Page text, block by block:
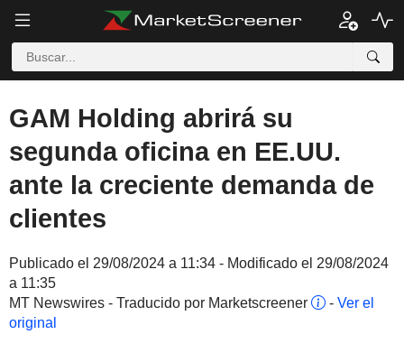
GAM Holding abrirá su
segunda oficina en EE.UU.
ante la creciente demanda de
clientes
Publicado el 29/08/2024 a 11:34 - Modificado el 29/08/2024
a 11:35
MT Newswires - Traducido por Marketscreener
- Ver el
original